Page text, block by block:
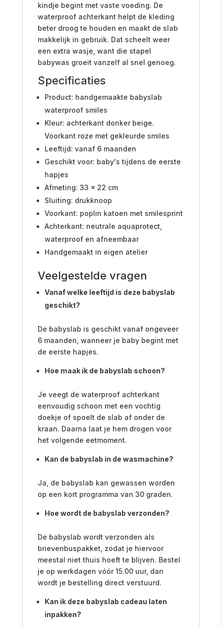
kindje begint met vaste voeding. De
waterproof achterkant helpt de kleding
beter droog te houden en maakt de slab
makkelijk in gebruik. Dat scheelt weer
een extra wasje, want die stapel
babywas groeit vanzelf al snel genoeg.
Specificaties
Product: handgemaakte babyslab
waterproof smiles
Kleur: achterkant donker beige.
Voorkant roze met gekleurde smiles
Leeftijd: vanaf 6 maanden
Geschikt voor: baby's tijdens de eerste
hapjes
Afmeting: 33 x 22 cm
Sluiting: drukknoop
Voorkant: poplin katoen met smilesprint
Achterkant: neutrale aquaprotect,
waterproof en afneembaar
Handgemaakt in eigen atelier
Veelgestelde vragen
Vanaf welke leeftijd is deze babyslab
geschikt?
De babyslab is geschikt vanaf ongeveer
6 maanden, wanneer je baby begint met
de eerste hapjes.
Hoe maak ik de babyslab schoon?
Je veegt de waterproof achterkant
eenvoudig schoon met een vochtig
doekje of spoelt de slab af onder de
kraan. Daarna laat je hem drogen voor
het volgende eetmoment.
Kan de babyslab in de wasmachine?
Ja, de babyslab kan gewassen worden
op een kort programma van 30 graden.
Hoe wordt de babyslab verzonden?
De babyslab wordt verzonden als
brievenbuspakket, zodat je hiervoor
meestal niet thuis hoeft te blijven. Bestel
je op werkdagen vóór 15.00 uur, dan
wordt je bestelling direct verstuurd.
Kan ik deze babyslab cadeau laten
inpakken?